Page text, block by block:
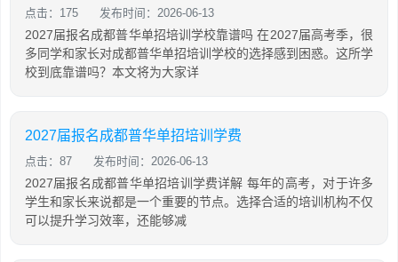
点击：175 发布时间：2026-06-13
2027届报名成都普华单招培训学校靠谱吗 在2027届高考季，很
多同学和家长对成都普华单招培训学校的选择感到困惑。这所学
校到底靠谱吗？本文将为大家详
2027届报名成都普华单招培训学费
点击：87 发布时间：2026-06-13
2027届报名成都普华单招培训学费详解 每年的高考，对于许多
学生和家长来说都是一个重要的节点。选择合适的培训机构不仅
可以提升学习效率，还能够减